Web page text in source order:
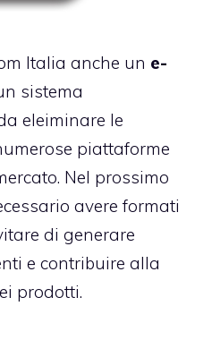
Italia anche un e-
sistema
eleiminare le
piattaforme
Nel prossimo
avere formati
di generare
e contribuire alla
prodotti.